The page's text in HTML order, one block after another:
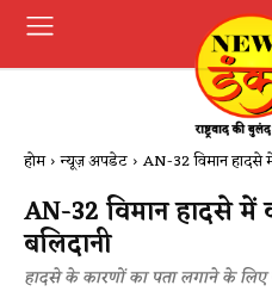
होम न्यूज़ अपडेट AN-32 विमान हादसे
AN-32 विमान हादसे में
बलिदानी
हादसे के कारणों का पता लगाने के